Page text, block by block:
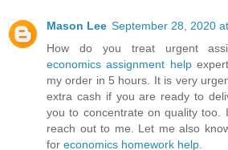
Mason Lee September 28, 2020
How do you treat urgent
economics assignment help
my order in 5 hours. It is very
extra cash if you are ready to
you to concentrate on quality too.
reach out to me. Let me also
for economics homework help